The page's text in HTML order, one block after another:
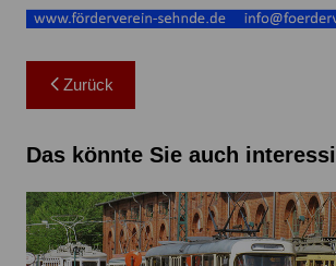
Beitragsnavigation
Zurück
Das könnte Sie auch